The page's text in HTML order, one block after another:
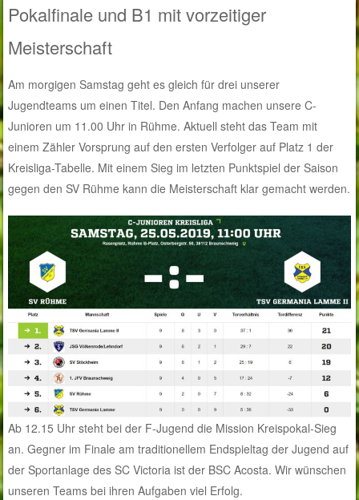
Pokalfinale und B1 mit vorzeitiger
Meisterschaft
Am morgigen Samstag geht es gleich für drei unserer
Jugendteams um einen Titel. Den Anfang machen unsere C-
Junioren um 11.00 Uhr in Rühme. Aktuell steht das Team mit
einem Zähler Vorsprung auf den ersten Verfolger auf Platz 1 der
Kreisliga-Tabelle. Mit einem Sieg im letzten Punktspiel der Saison
gegen den SV Rühme kann die Meisterschaft klar gemacht werden.
Ab 12.15 Uhr steht bei der F-Jugend die Mission Kreispokal-Sieg
an. Gegner im Finale am traditionellem Endspieltag der Jugend auf
der Sportanlage des SC Victoria ist der BSC Acosta. Wir wünschen
unseren Teams bei ihren Aufgaben viel Erfolg.